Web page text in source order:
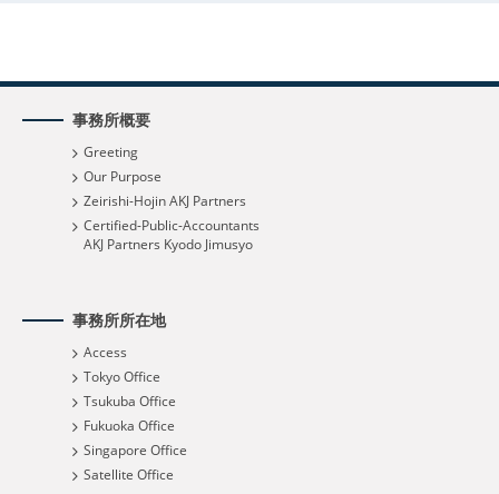
事務所概要
Greeting
Our Purpose
Zeirishi-Hojin AKJ Partners
Certified-Public-Accountants
AKJ Partners Kyodo Jimusyo
事務所所在地
Access
Tokyo Office
Tsukuba Office
Fukuoka Office
Singapore Office
Satellite Office